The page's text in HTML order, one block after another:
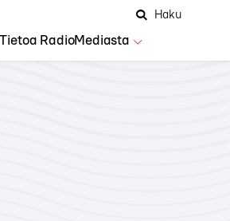
Tietoa RadioMediasta
AvaaHaku
Hae